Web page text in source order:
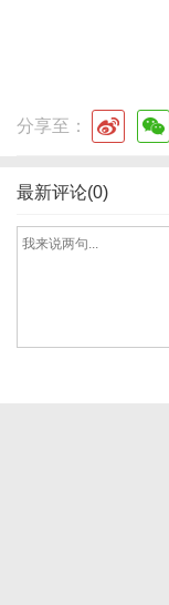
分享至：
最新评论(0)